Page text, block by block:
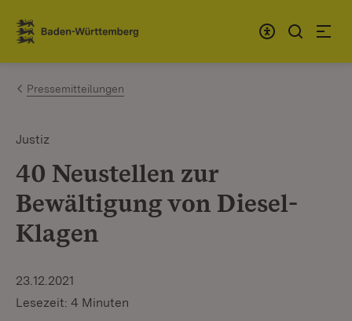
Zum Inhalt springen
Link zur Startseite
Pressemitteilungen
Justiz
40 Neustellen zur
Bewältigung von Diesel-
Klagen
23.12.2021
Lesezeit: 4 Minuten